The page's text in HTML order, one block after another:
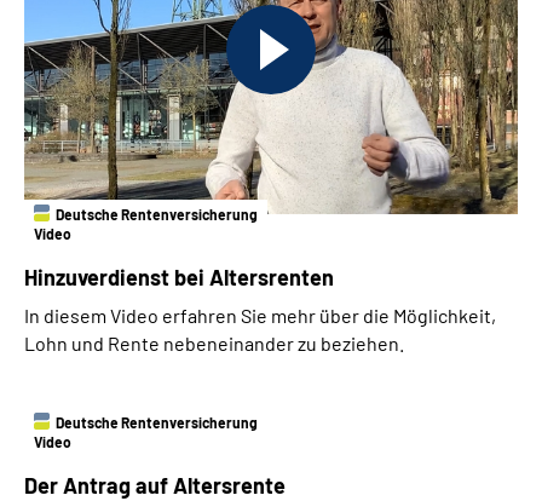
Deutsche Rentenversicherung
Video
Hinzuverdienst bei Altersrenten
In diesem Video erfahren Sie mehr über die Möglichkeit,
Lohn und Rente nebeneinander zu beziehen.
Deutsche Rentenversicherung
Video
Der Antrag auf Altersrente